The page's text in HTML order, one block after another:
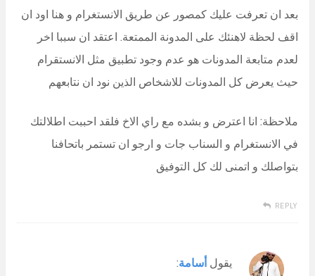
بعد ان تعرفت عليك كمصور عن طريق الانستغرام و هنا اود ان
اقف لحظة لاهنئك على المدونة الممتعة. اعتقد ان سببا اخر
لعدم متابعة المدونات هو عدم وجود تطبيق مثل الانستقرام
حيث يعرض كل المدونات للاشخاص الذين نود ان نتابعهم
ملاحظة: انا اعترض و بشده مع راي الاخ فلقد احببت اطلالتك
في الانستغرام و السناب جات و ارجو ان تستمر باتحافنا
بتواصلك و اتمنى لك كل التوفيق
REPLY
يقول أسامة: